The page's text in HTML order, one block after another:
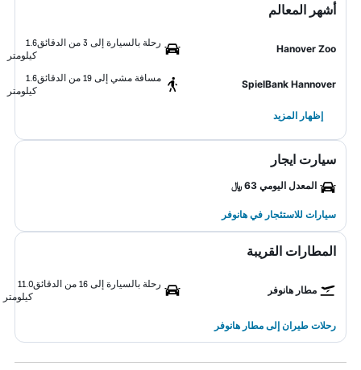
أشهر المعالم
Hanover Zoo
رحلة بالسيارة إلى 3 من الدقائق
1.6
كيلومتر
SpielBank Hannover
مسافة مشي إلى 19 من الدقائق
1.6
كيلومتر
إظهار المزيد
سيارت ايجار
المعدل اليومي 63 ﷼
سيارات للاستئجار في هانوفر
المطارات القريبة
مطار هانوفر
رحلة بالسيارة إلى 16 من الدقائق
11.0
كيلومتر
رحلات طيران إلى مطار هانوفر